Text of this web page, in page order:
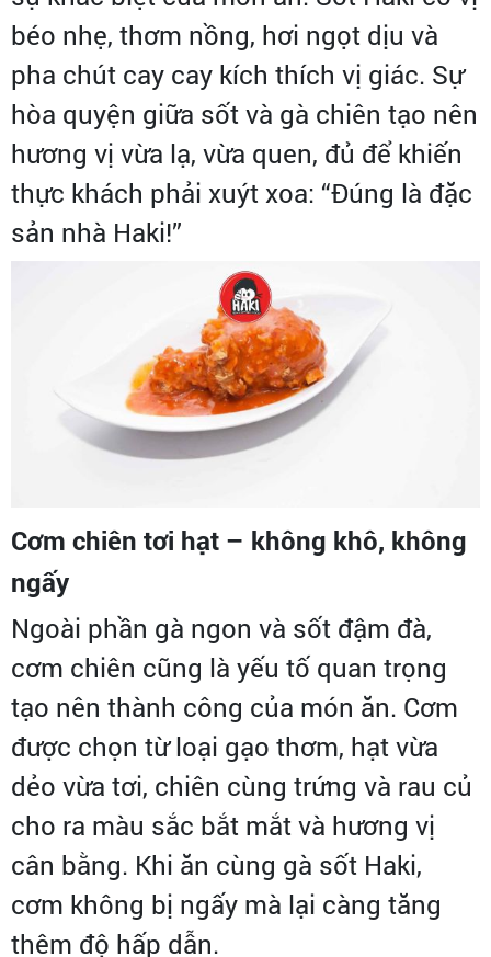
béo nhẹ, thơm nồng, hơi ngọt dịu và
pha chút cay cay kích thích vị giác. Sự
hòa quyện giữa sốt và gà chiên tạo nên
hương vị vừa lạ, vừa quen, đủ để khiến
thực khách phải xuýt xoa: “Đúng là đặc
sản nhà Haki!”
Cơm chiên tơi hạt – không khô, không
ngấy
Ngoài phần gà ngon và sốt đậm đà,
cơm chiên cũng là yếu tố quan trọng
tạo nên thành công của món ăn. Cơm
được chọn từ loại gạo thơm, hạt vừa
dẻo vừa tơi, chiên cùng trứng và rau củ
cho ra màu sắc bắt mắt và hương vị
cân bằng. Khi ăn cùng gà sốt Haki,
cơm không bị ngấy mà lại càng tăng
thêm độ hấp dẫn.